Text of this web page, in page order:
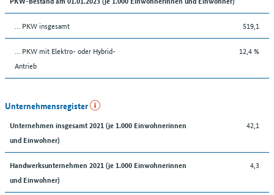
… PKW insgesamt 519,1
… PKW mit Elektro- oder Hybrid-
Antrieb
12,4 %
Unternehmensregister
Unternehmen insgesamt 2021 (je 1.000 Einwohnerinnen
und Einwohner)
42,1
Handwerksunternehmen 2021 (je 1.000 Einwohnerinnen
und Einwohner)
4,3